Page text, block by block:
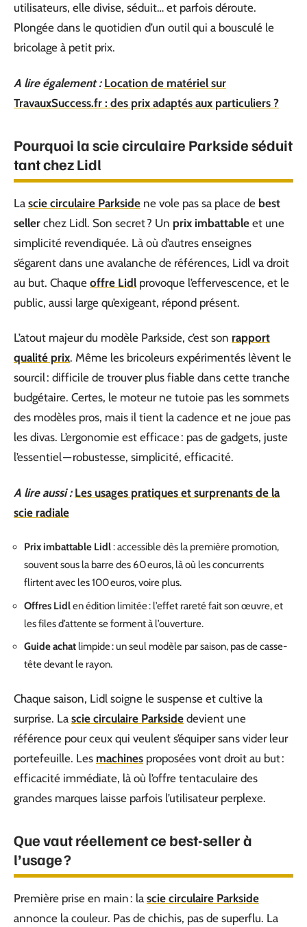
utilisateurs, elle divise, séduit… et parfois déroute.
Plongée dans le quotidien d’un outil qui a bousculé le
bricolage à petit prix.
A lire également : Location de matériel sur
TravauxSuccess.fr : des prix adaptés aux particuliers ?
Pourquoi la scie circulaire Parkside séduit
tant chez Lidl
La scie circulaire Parkside ne vole pas sa place de best
seller chez Lidl. Son secret ? Un prix imbattable et une
simplicité revendiquée. Là où d’autres enseignes
s’égarent dans une avalanche de références, Lidl va droit
au but. Chaque offre Lidl provoque l’effervescence, et le
public, aussi large qu’exigeant, répond présent.
L’atout majeur du modèle Parkside, c’est son rapport
qualité prix. Même les bricoleurs expérimentés lèvent le
sourcil : difficile de trouver plus fiable dans cette tranche
budgétaire. Certes, le moteur ne tutoie pas les sommets
des modèles pros, mais il tient la cadence et ne joue pas
les divas. L’ergonomie est efficace : pas de gadgets, juste
l’essentiel — robustesse, simplicité, efficacité.
A lire aussi : Les usages pratiques et surprenants de la
scie radiale
Prix imbattable Lidl: accessible dès la première promotion,
souvent sous la barre des 60 euros, là où les concurrents
flirtent avec les 100 euros, voire plus.
Offres Lidlen édition limitée : l’effet rareté fait son œuvre, et
les files d’attente se forment à l’ouverture.
Guide achat limpide : un seul modèle par saison, pas de casse-
tête devant le rayon.
Chaque saison, Lidl soigne le suspense et cultive la
surprise. La scie circulaire Parkside devient une
référence pour ceux qui veulent s’équiper sans vider leur
portefeuille. Les machines proposées vont droit au but :
efficacité immédiate, là où l’offre tentaculaire des
grandes marques laisse parfois l’utilisateur perplexe.
Que vaut réellement ce best-seller à
l’usage ?
Première prise en main : la scie circulaire Parkside
annonce la couleur. Pas de chichis, pas de superflu. La